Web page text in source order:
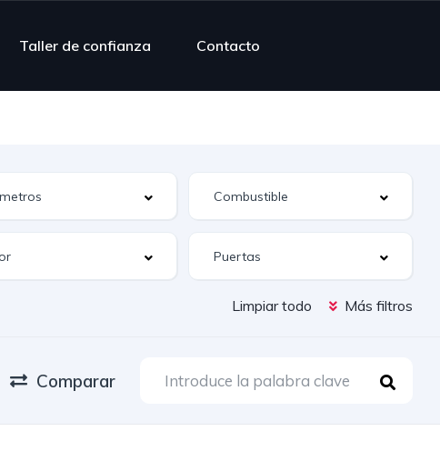
Taller de confianza Contacto
Limpiar todo Más filtros
Comparar